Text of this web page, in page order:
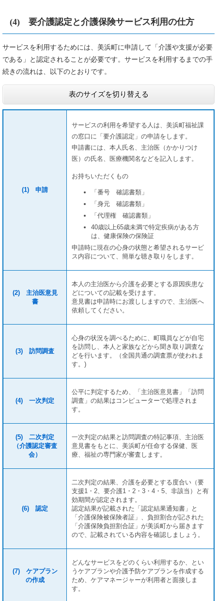
(4) 要介護認定と介護保険サービス利用の仕方
サービスを利用するためには、美浜町に申請して「介護や支援が必要
である」と認定されることが必要です。サービスを利用するまでの手
続きの流れは、以下のとおりです。
表のサイズを切り替える
(1) 申請
サービスの利用を希望する人は、美浜町福祉課
の窓口に「要介護認定」の申請をします。
申請書には、本人氏名、主治医（かかりつけ
医）の氏名、医療機関名などを記入します。
お持ちいただくもの
「番号 確認書類」
「身元 確認書類」
「代理権 確認書類」
40歳以上65歳未満で特定疾病がある方
は、健康保険の保険証
申請時に現在の心身の状態と希望されるサービ
ス内容について、簡単な聴き取りをします。
(2) 主治医意見
書
本人の主治医から介護を必要とする原因疾患な
どについての記載を受けます。
意見書は申請時にお渡ししますので、主治医へ
依頼してください。
(3) 訪問調査
心身の状況を調べるために、町職員などが自宅
を訪問し、本人と家族などから聞き取り調査な
どを行います。（全国共通の調査票が使われま
す。)
(4) 一次判定
公平に判定するため、「主治医意見書」「訪問
調査」の結果はコンピューターで処理されま
す。
(5) 二次判定
（介護認定審査
会）
一次判定の結果と訪問調査の特記事項、主治医
意見書をもとに、美浜町が任命する保健、医
療、福祉の専門家が審査します。
(6) 認定
二次判定の結果、介護を必要とする度合い（要
支援1・2、要介護1・2・3・4・5、非該当）と有
効期間が認定されます。
認定結果が記載された「認定結果通知書」と
「介護保険被保険者証」、負担割合が記された
「介護保険負担割合証」が美浜町から届きます
ので、記載されている内容を確認しましょう。
(7) ケアプラン
の作成
どんなサービスをどのくらい利用するか、とい
うケアプランや介護予防ケアプランを作成する
ため、ケアマネージャーが利用者と面接しま
す。